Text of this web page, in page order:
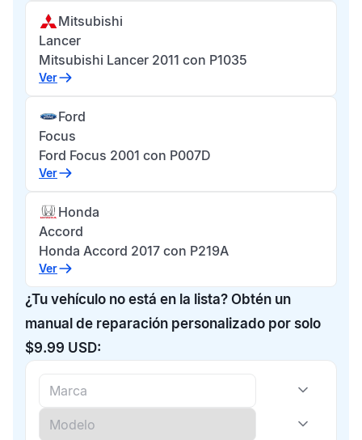
Mitsubishi
Lancer
Mitsubishi Lancer 2011 con P1035
Ver
Ford
Focus
Ford Focus 2001 con P007D
Ver
Honda
Accord
Honda Accord 2017 con P219A
Ver
¿Tu vehículo no está en la lista? Obtén un
manual de reparación personalizado por solo
$9.99 USD: